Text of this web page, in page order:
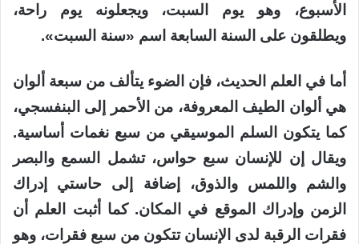
الأسبوع، وهو يوم السبت، ويجعلونه يوم راحة،
ويطلقون على السنة السابعة اسم «سنة السبت».
أما في العلم الحديث، فإن الضوء يتألف من سبعة ألوان
هي ألوان الطيف المعروفة، من الأحمر إلى البنفسجي،
كما يتكون السلم الموسيقي من سبع نغمات أساسية.
ويقال إن للإنسان سبع حواس، تشمل السمع والبصر
والشم واللمس والذوق، إضافة إلى حاستي إدراك
الزمن وإدراك الموقع في المكان. كما أثبت العلم أن
فقرات الرقبة لدى الإنسان تتكون من سبع فقرات، وهو